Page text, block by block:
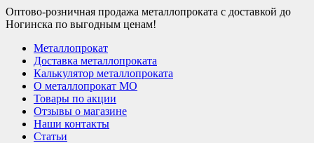
Оптово-розничная продажа металлопроката с доставкой до
Ногинска по выгодным ценам!
Металлопрокат
Доставка металлопроката
Калькулятор металлопроката
О металлопрокат МО
Товары по акции
Отзывы о магазине
Наши контакты
Статьи